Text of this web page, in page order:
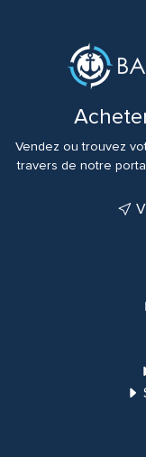
Vendez ou trouvez
travers de notre